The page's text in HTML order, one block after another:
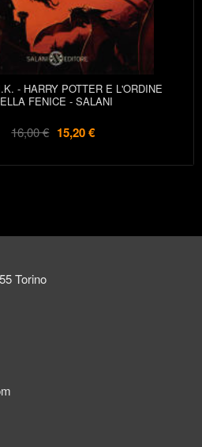
- HARRY POTTER E L'ORDINE
FENICE - SALANI
16,00 € 15,20 €
Torino